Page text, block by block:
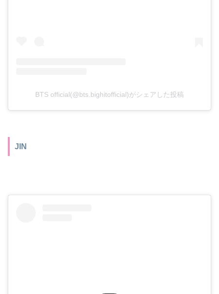
BTS official(@bts.bighitofficial)がシェアした投稿
JIN